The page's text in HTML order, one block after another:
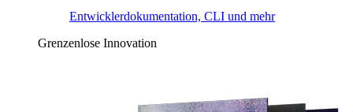
Entwicklerdokumentation, CLI und mehr
Grenzenlose Innovation